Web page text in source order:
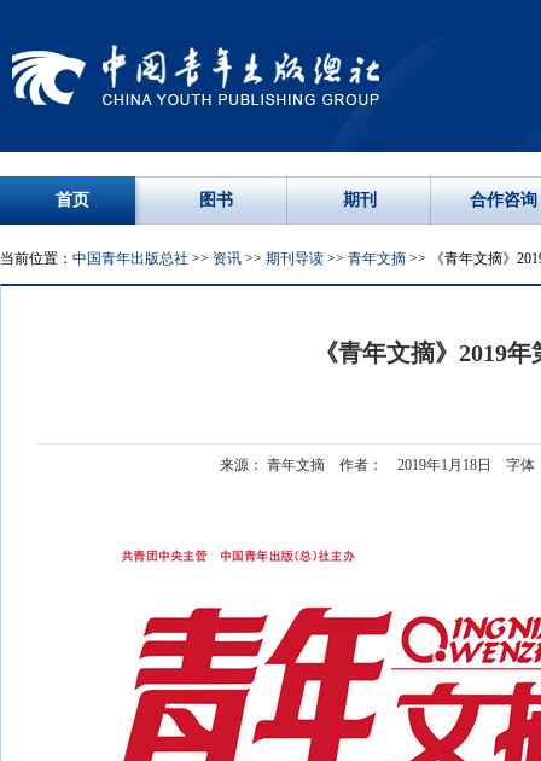
首页 图书 期刊 合作咨询
当前位置： 中国青年出版总社 >> 资讯 >> 期刊导读 >> 青年文摘 >> 《青年文摘》
《青年文摘》2019年
来源： 青年文摘 作者： 2019年1月18日 字体